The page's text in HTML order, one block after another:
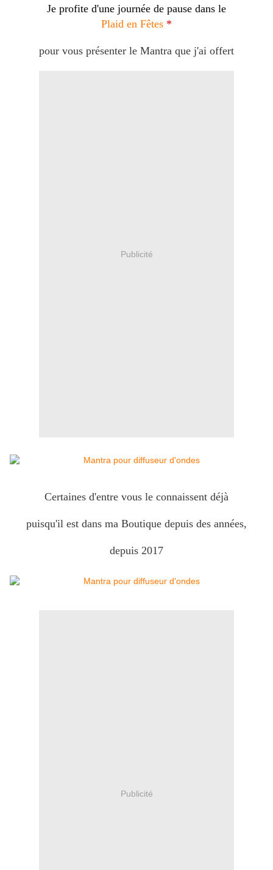
Je profite d'une journée de pause dans le
Plaid en Fêtes *
pour vous présenter le Mantra que j'ai offert
Publicité
Certaines d'entre vous le connaissent déjà
puisqu'il est dans ma Boutique depuis des années,
depuis 2017
Publicité